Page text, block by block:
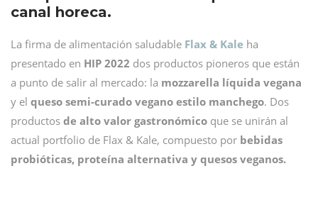
canal horeca.
La firma de alimentación saludable Flax & Kale ha
presentado en HIP 2022 dos productos pioneros que están
a punto de salir al mercado: la mozzarella líquida vegana
y el queso semi-curado vegano estilo manchego. Dos
productos de alto valor gastronómico que se unirán al
actual portfolio de Flax & Kale, compuesto por bebidas
probióticas, proteína alternativa y quesos veganos.